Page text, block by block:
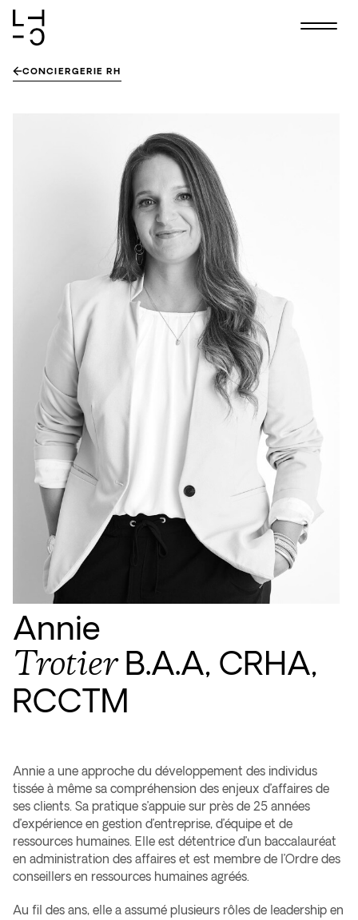
SkipCONCIERGERIE RH
Annie
TrotierB.A.A, CRHA,
RCCTM
Annie a une approche du développement des individus
tissée à même sa compréhension des enjeux d’affaires de
ses clients. Sa pratique s’appuie sur près de 25 années
d’expérience en gestion d’entreprise, d’équipe et de
ressources humaines. Elle est détentrice d’un baccalauréat
en administration des affaires et est membre de l’Ordre des
conseillers en ressources humaines agréés. ​​
Au fil des ans, elle a assumé plusieurs rôles de leadership en